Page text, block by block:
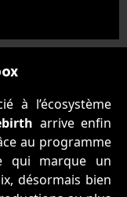
à l’écosystème
arrive enfin
au programme
qui marque un
, désormais bien